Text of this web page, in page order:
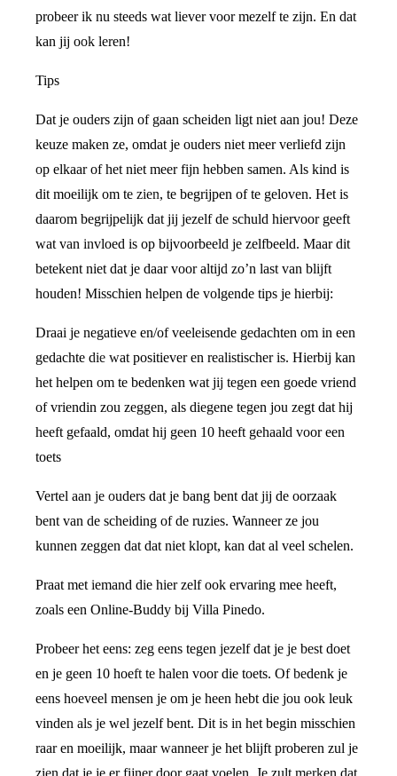
probeer ik nu steeds wat liever voor mezelf te zijn. En dat
kan jij ook leren!
Tips
Dat je ouders zijn of gaan scheiden ligt niet aan jou! Deze
keuze maken ze, omdat je ouders niet meer verliefd zijn
op elkaar of het niet meer fijn hebben samen. Als kind is
dit moeilijk om te zien, te begrijpen of te geloven. Het is
daarom begrijpelijk dat jij jezelf de schuld hiervoor geeft
wat van invloed is op bijvoorbeeld je zelfbeeld. Maar dit
betekent niet dat je daar voor altijd zo’n last van blijft
houden! Misschien helpen de volgende tips je hierbij:
Draai je negatieve en/of veeleisende gedachten om in een
gedachte die wat positiever en realistischer is. Hierbij kan
het helpen om te bedenken wat jij tegen een goede vriend
of vriendin zou zeggen, als diegene tegen jou zegt dat hij
heeft gefaald, omdat hij geen 10 heeft gehaald voor een
toets
Vertel aan je ouders dat je bang bent dat jij de oorzaak
bent van de scheiding of de ruzies. Wanneer ze jou
kunnen zeggen dat dat niet klopt, kan dat al veel schelen.
Praat met iemand die hier zelf ook ervaring mee heeft,
zoals een Online-Buddy bij Villa Pinedo.
Probeer het eens: zeg eens tegen jezelf dat je je best doet
en je geen 10 hoeft te halen voor die toets. Of bedenk je
eens hoeveel mensen je om je heen hebt die jou ook leuk
vinden als je wel jezelf bent. Dit is in het begin misschien
raar en moeilijk, maar wanneer je het blijft proberen zul je
zien dat je je er fijner door gaat voelen. Je zult merken dat